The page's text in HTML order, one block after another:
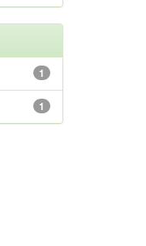
1
1